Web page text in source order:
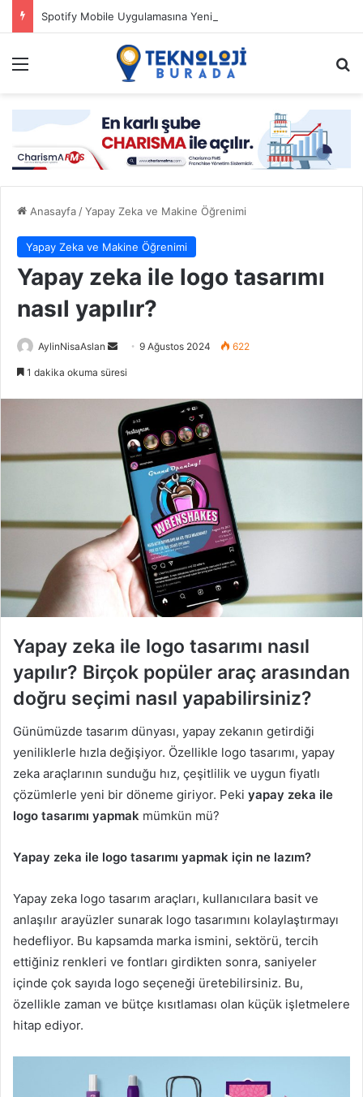
Spotify Mobile Uygulamasına Yeni Özellikler Ekliyor
Menü
Anasayfa/Yapay Zeka ve Makine Öğrenimi
Yapay Zeka ve Makine Öğrenimi
Yapay zeka ile logo tasarımı
nasıl yapılır?
AylinNisaAslan
Bir
göndermek
9 Ağustos 2024 622
1 dakika okuma süresi
Yapay zeka ile logo tasarımı nasıl
yapılır? Birçok popüler araç arasından
doğru seçimi nasıl yapabilirsiniz?
Günümüzde tasarım dünyası, yapay zekanın getirdiği
yeniliklerle hızla değişiyor. Özellikle logo tasarımı, yapay
zeka araçlarının sunduğu hız, çeşitlilik ve uygun fiyatlı
çözümlerle yeni bir döneme giriyor. Peki yapay zeka ile
logo tasarımı yapmak mümkün mü?
Yapay zeka ile logo tasarımı yapmak için ne lazım?
Yapay zeka logo tasarım araçları, kullanıcılara basit ve
anlaşılır arayüzler sunarak logo tasarımını kolaylaştırmayı
hedefliyor. Bu kapsamda marka ismini, sektörü, tercih
ettiğiniz renkleri ve fontları girdikten sonra, saniyeler
içinde çok sayıda logo seçeneği üretebilirsiniz. Bu,
özellikle zaman ve bütçe kısıtlaması olan küçük işletmelere
hitap ediyor.